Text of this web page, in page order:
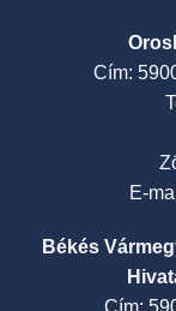
Cím:
E-
Békés
Cím: